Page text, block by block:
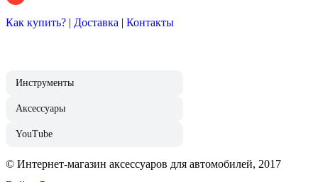
Как купить? | Доставка | Контакты
Инструменты
Аксессуары
YouTube
© Интернет-магазин аксессуаров для автомобилей, 2017